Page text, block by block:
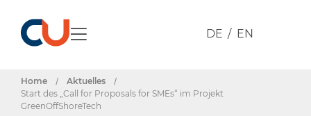
DE EN
Home / Aktuelles
/
Start des „Call for Proposals for SMEs“ im Projekt
GreenOffShoreTech